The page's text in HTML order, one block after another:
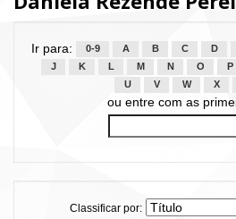
Ir para: 0-9 A B C D
J
K L M N O P
U
V W X
ou entre com as
Classificar por: